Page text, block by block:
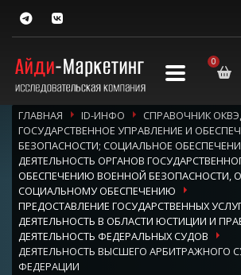
ГЛАВНАЯ ID-ИНФО
СПРАВОЧНИК
ГОСУДАРСТВЕННОЕ УПРАВЛЕНИЕ И
БЕЗОПАСНОСТИ; СОЦИАЛЬНОЕ
ДЕЯТЕЛЬНОСТЬ ОРГАНОВ
ОБЕСПЕЧЕНИЮ ВОЕННОЙ БЕЗОПАСНОСТИ,
СОЦИАЛЬНОМУ ОБЕСПЕЧЕНИЮ
ПРЕДОСТАВЛЕНИЕ ГОСУДАРСТВЕННЫХ
ДЕЯТЕЛЬНОСТЬ В ОБЛАСТИ ЮСТИЦИИ И
ДЕЯТЕЛЬНОСТЬ ФЕДЕРАЛЬНЫХ СУДОВ
ДЕЯТЕЛЬНОСТЬ ВЫСШЕГО АРБИТРАЖНОГО
ФЕДЕРАЦИИ